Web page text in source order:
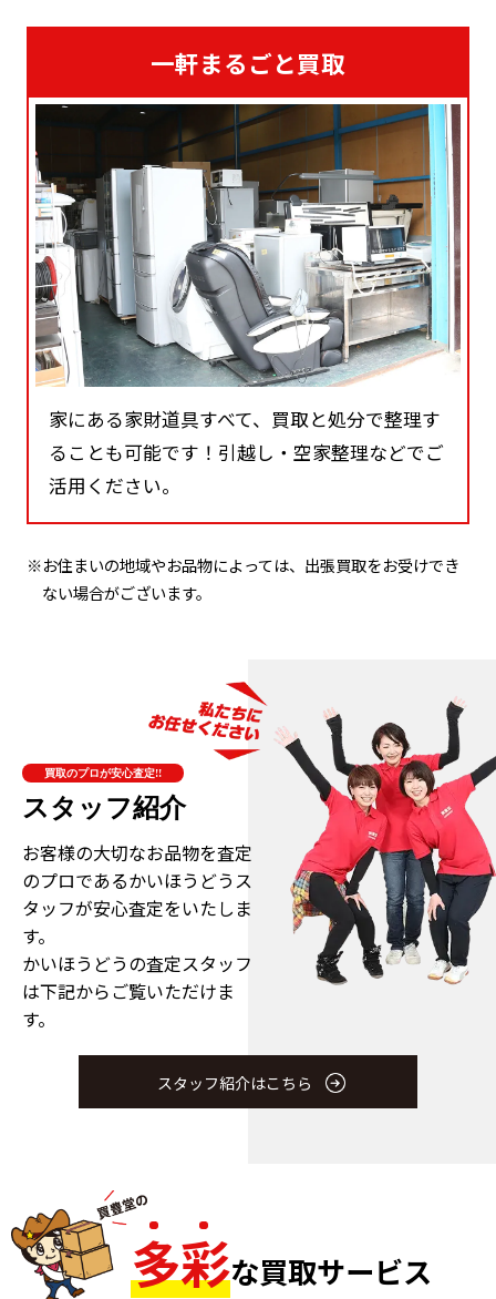
一軒まるごと買取
家にある家財道具すべて、買取と処分で整理す
ることも可能です！引越し・空家整理などでご
活用ください。
※お住まいの地域やお品物によっては、出張買取をお受けでき
ない場合がございます。
買取のプロが安心査定!!
スタッフ紹介
お客様の大切なお品物を査定
のプロであるかいほうどうス
タッフが安心査定をいたしま
す。
かいほうどうの査定スタッフ
は下記からご覧いただけま
す。
スタッフ紹介はこちら
多彩な買取サービス